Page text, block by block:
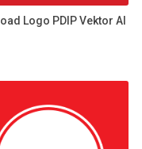
Logo PDIP Vektor AI